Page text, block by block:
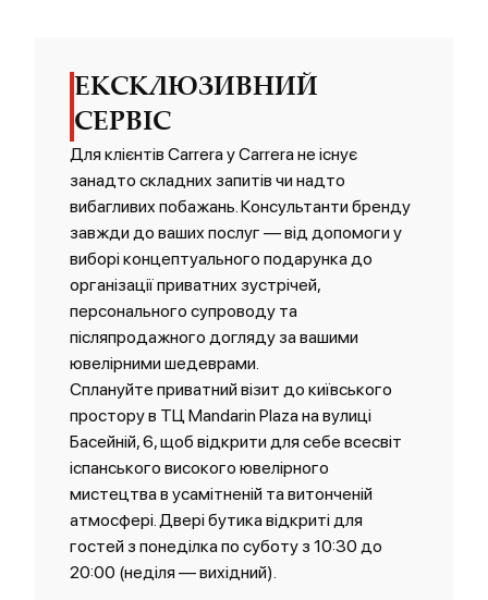
ЕКСКЛЮЗИВНИЙ
СЕРВІС
Для клієнтів Carrera y Carrera не існує
занадто складних запитів чи надто
вибагливих побажань. Консультанти бренду
завжди до ваших послуг — від допомоги у
виборі концептуального подарунка до
організації приватних зустрічей,
персонального супроводу та
післяпродажного догляду за вашими
ювелірними шедеврами.
Сплануйте приватний візит до київського
простору в ТЦ Mandarin Plaza на вулиці
Басейній, 6, щоб відкрити для себе всесвіт
іспанського високого ювелірного
мистецтва в усамітненій та витонченій
атмосфері. Двері бутика відкриті для
гостей з понеділка по суботу з 10:30 до
20:00 (неділя — вихідний).